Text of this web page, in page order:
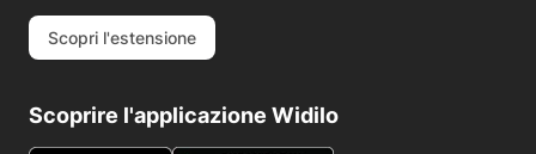
Scopri l'estensione
Scoprire l'applicazione Widilo